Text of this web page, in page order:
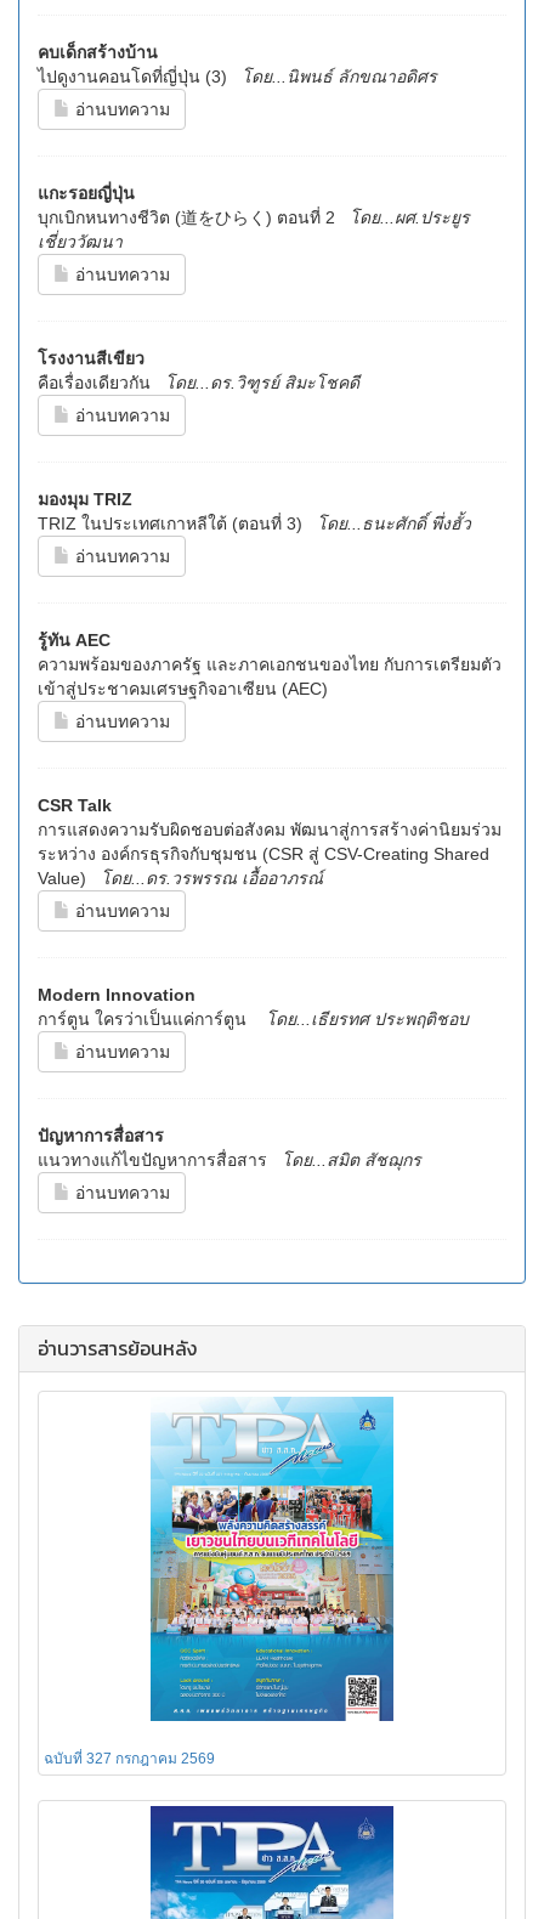
คบเด็กสร้างบ้าน
ไปดูงานคอนโดที่ญี่ปุ่น (3)
โดย...นิพนธ์ ลักขณาอดิศร
อ่านบทความ
แกะรอยญี่ปุ่น
บุกเบิกหนทางชีวิต (道をひらく) ตอนที่ 2
โดย...ผศ.ประยูร
เชี่ยววัฒนา
อ่านบทความ
โรงงานสีเขียว
คือเรื่องเดียวกัน
โดย...ดร.วิฑูรย์ สิมะโชคดี
อ่านบทความ
มองมุม TRIZ
TRIZ ในประเทศเกาหลีใต้ (ตอนที่ 3)
โดย...ธนะศักดิ์ พึ่งฮั้ว
อ่านบทความ
รู้ทัน AEC
ความพร้อมของภาครัฐ และภาคเอกชนของไทย กับการเตรียมตัว
เข้าสู่ประชาคมเศรษฐกิจอาเซียน (AEC)
อ่านบทความ
CSR Talk
การแสดงความรับผิดชอบต่อสังคม พัฒนาสู่การสร้างค่านิยมร่วม
ระหว่าง องค์กรธุรกิจกับชุมชน (CSR สู่ CSV-Creating Shared
Value)
โดย...ดร.วรพรรณ เอื้ออาภรณ์
อ่านบทความ
Modern Innovation
การ์ตูน ใครว่าเป็นแค่การ์ตูน
โดย...เธียรทศ ประพฤติชอบ
อ่านบทความ
ปัญหาการสื่อสาร
แนวทางแก้ไขปัญหาการสื่อสาร
โดย...สมิต สัชฌุกร
อ่านบทความ
อ่านวารสารย้อนหลัง
ฉบับที่ 327 กรกฎาคม 2569